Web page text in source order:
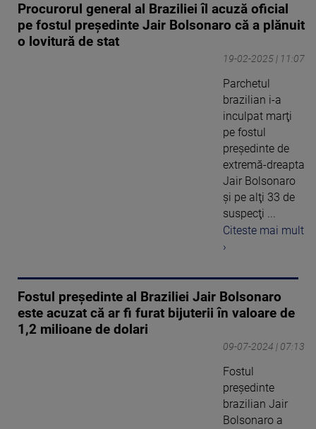
Procurorul general al Braziliei îl acuză oficial
pe fostul președinte Jair Bolsonaro că a plănuit
o lovitură de stat
19-02-2025 | 11:07
Parchetul
brazilian i-a
inculpat marţi
pe fostul
preşedinte de
extremă-dreapta
Jair Bolsonaro
şi pe alţi 33 de
suspecţi ...
Citeste mai mult
›
Fostul preşedinte al Braziliei Jair Bolsonaro
este acuzat că ar fi furat bijuterii în valoare de
1,2 milioane de dolari
09-07-2024 | 07:13
Fostul
preşedinte
brazilian Jair
Bolsonaro a